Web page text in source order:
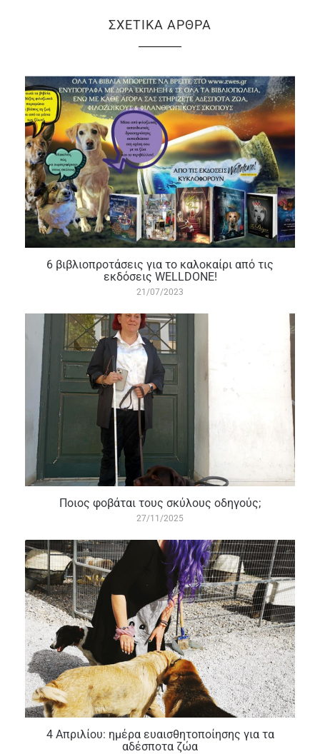
ΣΧΕΤΙΚΆ ΆΡΘΡΑ
6 βιβλιοπροτάσεις για το καλοκαίρι από τις
εκδόσεις WELLDONE!
21/07/2023
Ποιος φοβάται τους σκύλους οδηγούς;
27/11/2025
4 Απριλίου: ημέρα ευαισθητοποίησης για τα
αδέσποτα ζώα